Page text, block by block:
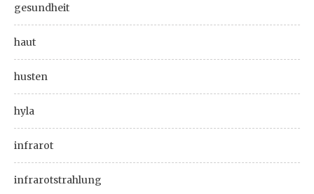
gesundheit
haut
husten
hyla
infrarot
infrarotstrahlung